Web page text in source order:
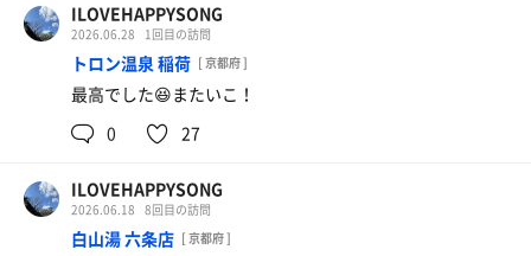
ILOVEHAPPYSONG
2026.06.28 1回目の訪問
トロン温泉 稲荷 [ 京都府 ]
最高でした😆またいこ！
0
27
ILOVEHAPPYSONG
2026.06.18 8回目の訪問
白山湯 六条店 [ 京都府 ]